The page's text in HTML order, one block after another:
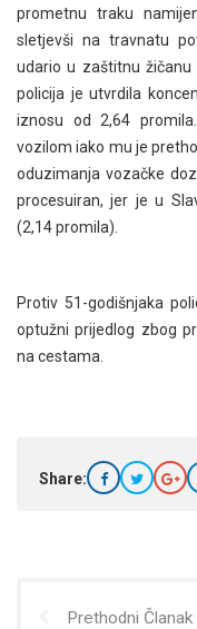
prometnu traku
sletjevši na travnatu
udario u zaštitnu žičanu
policija je utvrdila
iznosu od 2,64
vozilom iako mu je
oduzimanja vozačke
procesuiran, jer je u
(2,14 promila).
Protiv 51-godišnjaka
optužni prijedlog zbog
na cestama.
Share:
Prethodni Članak